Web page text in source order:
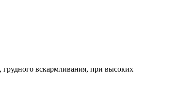
вскармливания, при высоких